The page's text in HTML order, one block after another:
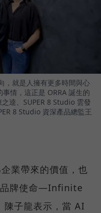
，就是人擁有更多時間與心
情，這正是 ORRA 誕生的
逵、SUPER 8 Studio 雲發
8 Studio 資深產品總監王
業帶來的價值，也
品牌使命—Infinite
子龍表示，當 AI